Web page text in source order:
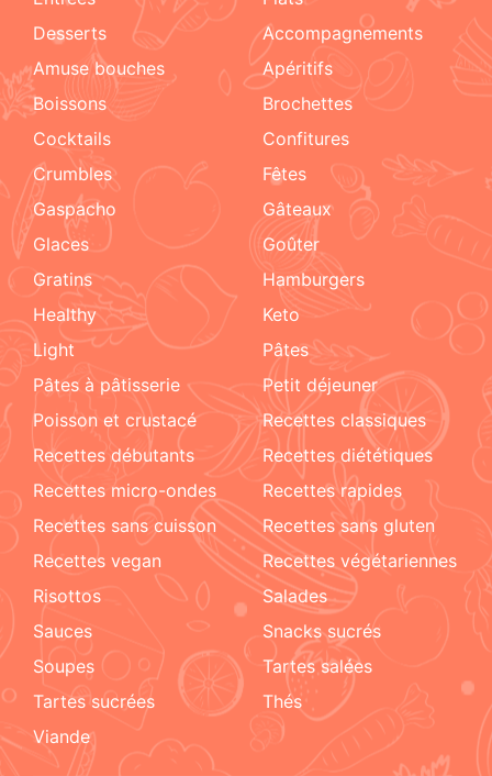
Desserts
accompagnements
amuse bouches
apéritifs
boissons
brochettes
cocktails
confitures
crumbles
fêtes
Gaspacho
gâteaux
glaces
goûter
gratins
hamburgers
healthy
keto
light
pâtes
pâtes à pâtisserie
petit déjeuner
poisson et crustacé
recettes classiques
recettes débutants
recettes diététiques
recettes micro-ondes
recettes rapides
recettes sans cuisson
recettes sans gluten
recettes vegan
recettes végétariennes
risottos
salades
sauces
snacks sucrés
soupes
tartes salées
tartes sucrées
Thés
viande